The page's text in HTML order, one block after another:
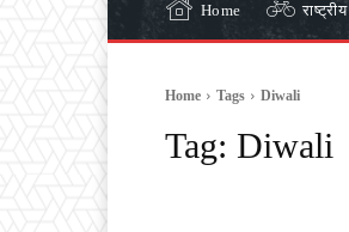
Home राष्ट्रीय
Home Tags Diwali
Tag: Diwali